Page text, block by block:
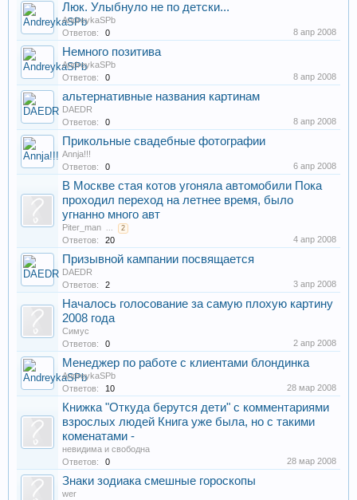
Люк. Улыбнуло не по детски...
AndreykaSPb
Ответов:
0 8 апр 2008
Немного позитива
AndreykaSPb
Ответов:
0 8 апр 2008
альтернативные названия картинам
DAEDR
Ответов:
0 8 апр 2008
Прикольные свадебные фотографии
Annja!!!
Ответов:
0 6 апр 2008
В Москве стая котов угоняла автомобили Пока
проходил переход на летнее время, было
угнанно много авт
Piter_man ... 2
Ответов: 20 4 апр 2008
Призывной кампании посвящается
DAEDR
Ответов:
2 3 апр 2008
Началось голосование за самую плохую картину
2008 года
Симус
Ответов:
0 2 апр 2008
Менеджер по работе с клиентами блондинка
AndreykaSPb
Ответов:
10 28 мар 2008
Книжка "Откуда берутся дети" с комментариями
взрослых людей Книга уже была, но с такими
коменатами -
невидима и свободна
Ответов:
0 28 мар 2008
Знаки зодиака смешные гороскопы
wer